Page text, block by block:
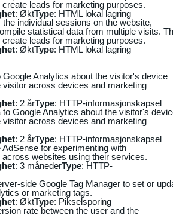
leads for marketing purposes.
: ØktType: HTML lokal lagring
the individual sessions on the website,
statistical data from multiple visits.
leads for marketing purposes.
: ØktType: HTML lokal lagring
Analytics about the visitor's device
visitor across devices and marketing
: 2 årType: HTTP-informasjonskapsel
to Google Analytics about the visitor's
visitor across devices and marketing
: 2 årType: HTTP-informasjonskapsel
for experimenting with
websites using their services.
: 3 månederType: HTTP-
side Google Tag Manager to set or
or marketing tags.
: ØktType: Pikselsporing
rate between the user and the